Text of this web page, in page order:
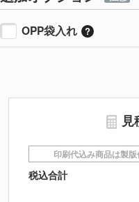
イエローブラウン
ペパーミント
OPP袋入れ
印刷代込み商品は製
税込合計